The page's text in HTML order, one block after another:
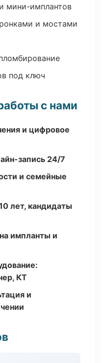
мини-имплантов
и мостами
под ключ
с нами
и цифровое
запись 24/7
и семейные
лет, кандидаты
импланты и
КТ
и